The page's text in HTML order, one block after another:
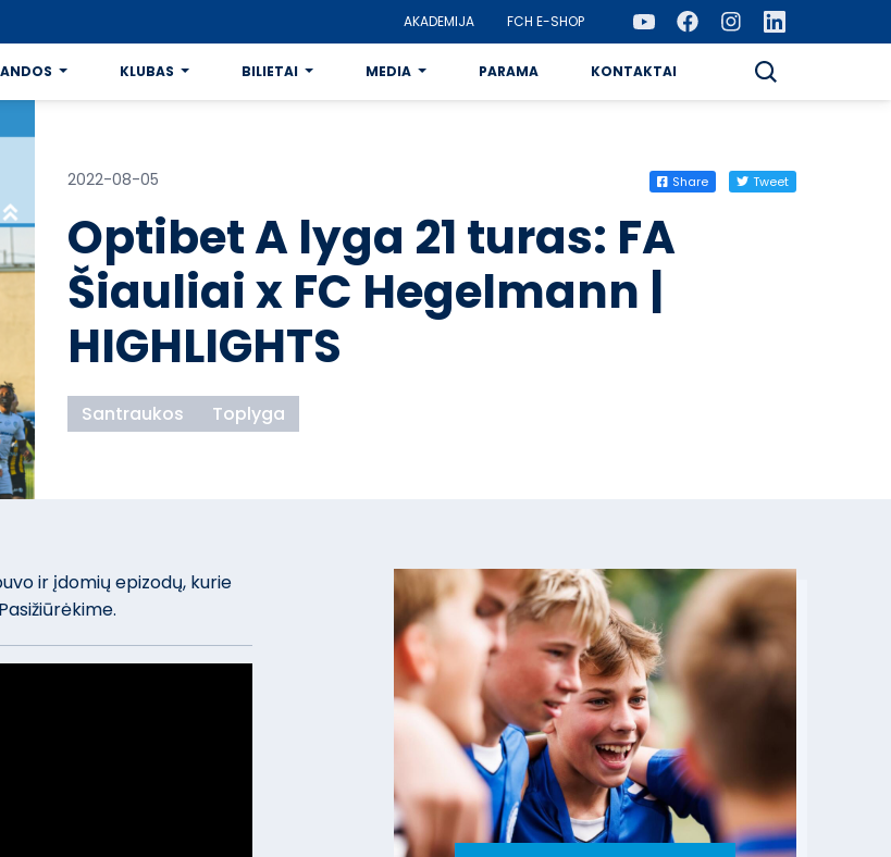
KLUBAS BILIETAI MEDIA PARAMA KONTAKTAI
AKADEMIJA FCH E-SHOP
2022-08-05 Share Tweet
Optibet A lyga 21 turas: FA
Šiauliai x FC Hegelmann |
HIGHLIGHTS
Santraukos Toplyga
ir įdomių epizodų, kurie